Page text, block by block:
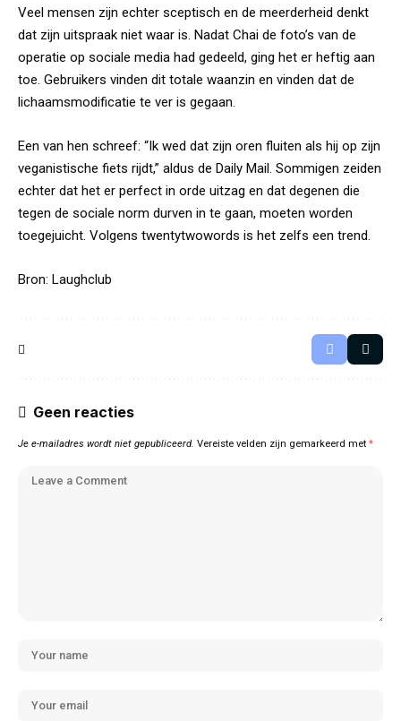
Veel mensen zijn echter sceptisch en de meerderheid denkt
dat zijn uitspraak niet waar is. Nadat Chai de foto’s van de
operatie op sociale media had gedeeld, ging het er heftig aan
toe. Gebruikers vinden dit totale waanzin en vinden dat de
lichaamsmodificatie te ver is gegaan.
Een van hen schreef: “Ik wed dat zijn oren fluiten als hij op zijn
veganistische fiets rijdt,” aldus de Daily Mail. Sommigen zeiden
echter dat het er perfect in orde uitzag en dat degenen die
tegen de sociale norm durven in te gaan, moeten worden
toegejuicht. Volgens twentytwowords is het zelfs een trend.
Bron: Laughclub
Geen reacties
Je e-mailadres wordt niet gepubliceerd. Vereiste velden zijn gemarkeerd met *